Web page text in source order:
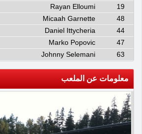
19
Rayan Elloumi
48
Micaah Garnette
44
Daniel Ittycheria
47
Marko Popovic
63
Johnny Selemani
معلومات عن الملعب